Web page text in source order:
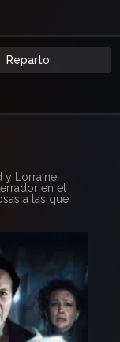
Reparto
y Lorraine
en el
a las que